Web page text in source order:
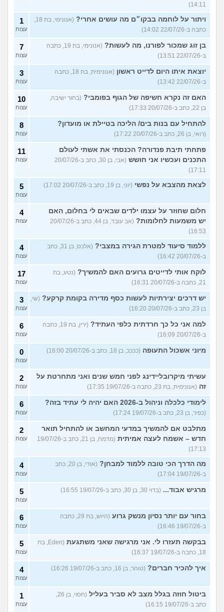
14:11)
ויתור על לוחמה בבקו״ם מה עושים אחרי?
כתבה ב-22/07/26 14:02)
1
עצות
בן זוג שמכור לפורנו, מה לעשות?
(אנונימי, בת 19, כתבה
ב-22/07/26 13:51)
7
עצות
יוצאת איתו היום לדייט ראשון
(אנונימית, בת 18, כתבה
ב-22/07/26 13:42)
3
עצות
האם זה נקרא חשיפה של הגוף בפומבי? (בחור ישיבה,
בן 22, כתב ב-20/07/26 17:33)
10
עצות
להתחיל עם בנות בים/ הליכה בטיילת או מועדון?
(רואי, בן 26, כתב ב-20/07/26 17:22)
8
עצות
פתחתי תיבת פנדורה? הכנסתי את אשתי לעולם
התכנים ועכשיו אני חושש
(אבי, בן 30, כתב ב-20/07/26
17:11)
11
עצות
לצאת מהצבא על נפשי (יוני, בן 19, כתב ב-20/07/26 17:02) 5
עצות
חלום שחוזר על עצמו ילדים שבאים לי בחלום, האם
יש משמעות לחלומות?
(אב עובד, בן 44, כתב ב-20/07/26
16:53)
4
עצות
ללמוד סיעוד למטרת הגירה במצבי?
(אלכס, בן 31, כתב
ב-20/07/26 16:42)
4
עצות
לוקח אותי לדייטים גרועים האם להמשיך? (נטע, בת
21, כתבה ב-20/07/26 16:31)
17
עצות
יש דרכים יצירתיות לעשות כסף מדירה בקומת קרקע? (שי,
בן 23, כתב ב-20/07/26 16:20)
3
עצות
למה אני כל כך חרדתית כלפי העתיד?
(ירין, בת 19, כתבה
ב-20/07/26 16:09)
6
עצות
מיוני אשכול התעופה (ככככ, בן 18, כתב ב-20/07/26 16:00) 0
עצות
עשיתי מיקרובליידינג לפני חמש שנים ואני מתחרטת על
זה (אנונימית, בת 23, כתבה ב-19/07/26 17:35)
2
עצות
לימודי כלכלה וניהול ב-2026 האם יהיה לי עתיד בזה?
(כפיר, בן 23, כתב ב-19/07/26 17:24)
6
עצות
מתלבט אם להמשיך במדעי המחשב או להתחיל תואר
חדש – אשמח לעצה אמיתית
(מדמח, בן 21, כתב ב-19/07/26
17:13)
2
עצות
מה הדרך הכי טובה ללמוד למבחן?
(אודי, בן 20, כתב
ב-19/07/26 17:04)
4
עצות
מרגיש אבוד... (בדוי 30, בן 30, כתב ב-19/07/26 16:55) 5
עצות
בחור עם יותר נסיון מנשק גרוע
(היוש, בת 29, כתבה
ב-19/07/26 16:46)
6
עצות
בבקשה תעזרו לי. אני מרגישה שאני משתגעת
(Eden, בת
18, כתבה ב-19/07/26 16:37)
5
עצות
איך להכיר חברים? (טוהר, בן 16, כתב ב-19/07/26 16:26) 4
עצות
ביטול חוזה בגלל מצב לא סביר בעליל
כתב ב-19/07/26 16:15)
1
עצות